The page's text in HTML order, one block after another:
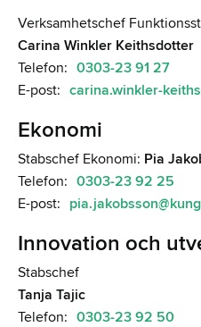
Verksamhetschef
Carina Winkler Keithsdotter
Telefon: 0303-23 91 27
E-post: carina.winkler-
Ekonomi
Stabschef Ekonomi: Pia
Telefon: 0303-23 92 25
E-post:
Innovation och
Stabschef
Tanja Tajic
Telefon: 0303-23 92 50